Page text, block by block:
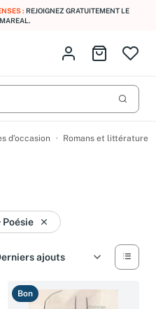
: REJOIGNEZ GRATUITEMENT LE
que vous cherchiez ?
compte pour être alerté dès
Identifiez-vous
Aller au
d’occasion Romans et littérature
Poésie
Bon